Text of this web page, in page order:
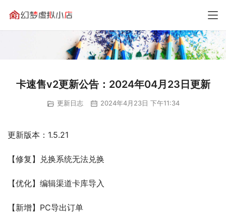
卡速售v2更新公告：2024年04月23日更新
更新日志 2024年4月23日 下午11:34
更新版本：1.5.21
【修复】兑换系统无法兑换
【优化】编辑渠道卡库导入
【新增】PC导出订单